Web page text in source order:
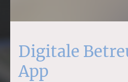
Digitale
App